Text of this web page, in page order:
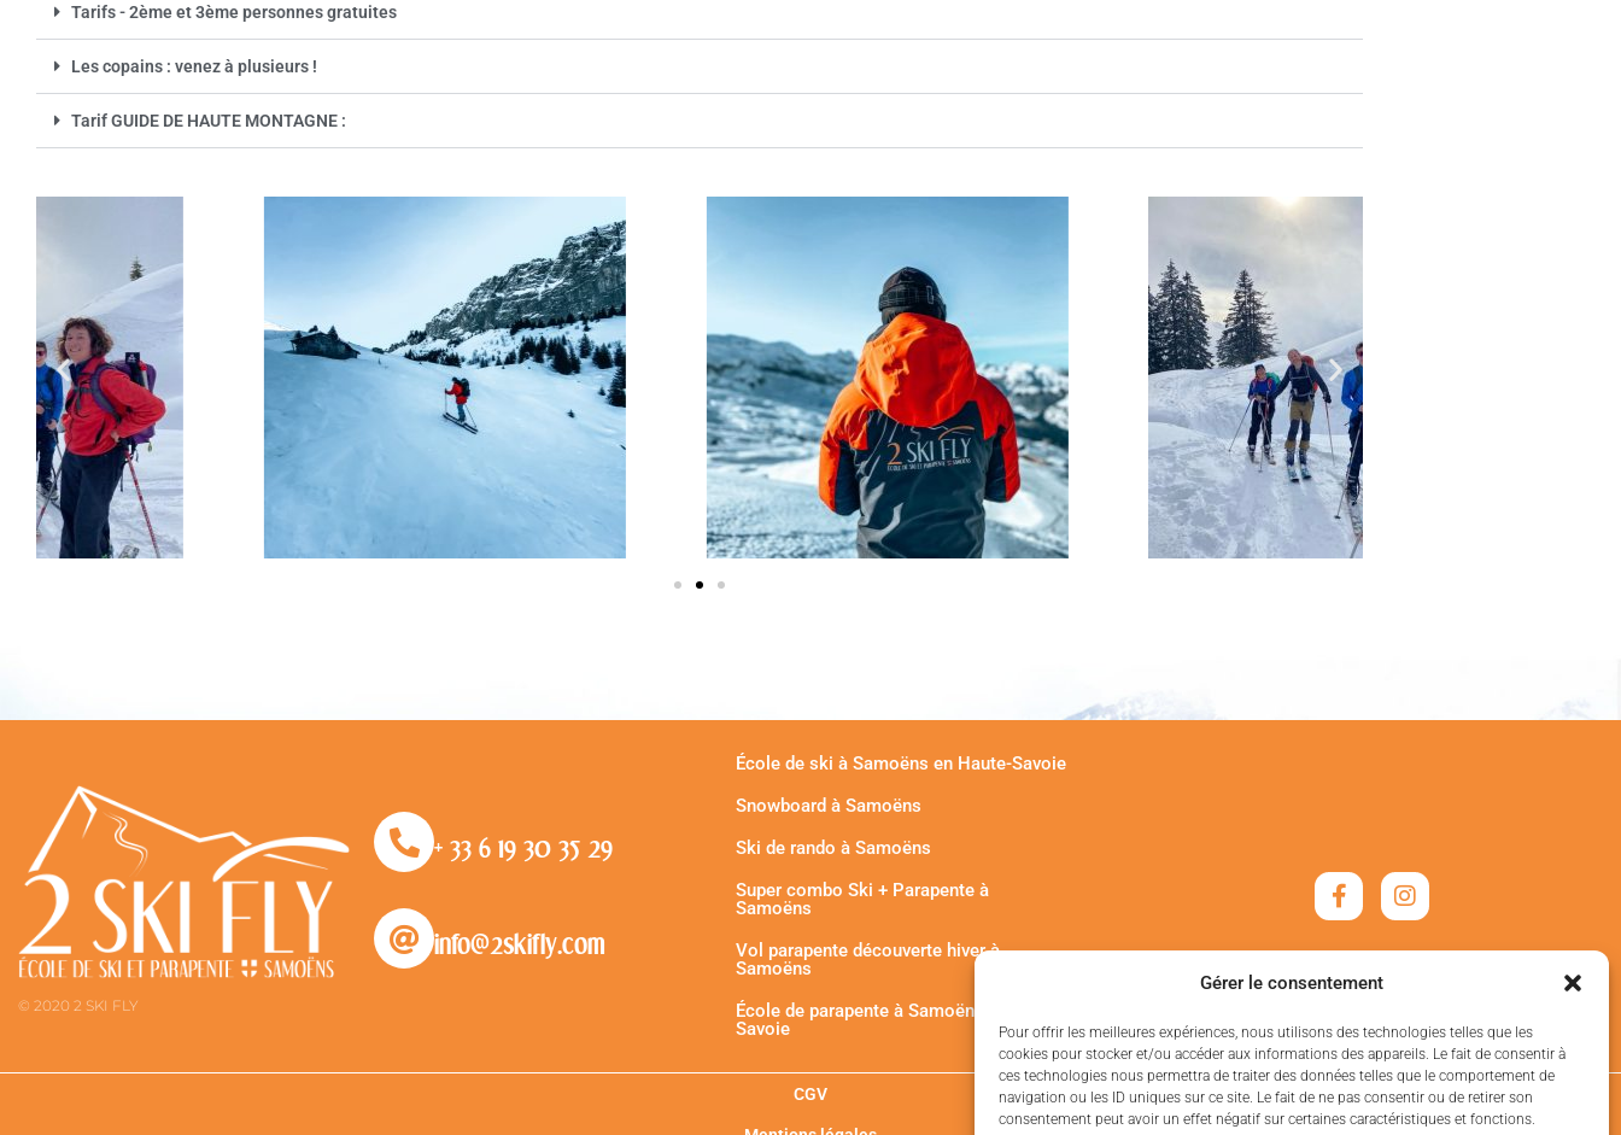
Gérer le consentement
Pour offrir les meilleures expériences, nous utilisons des technologies telles que les
cookies pour stocker et/ou accéder aux informations des appareils. Le fait de consentir à
ces technologies nous permettra de traiter des données telles que le comportement de
navigation ou les ID uniques sur ce site. Le fait de ne pas consentir ou de retirer son
consentement peut avoir un effet négatif sur certaines caractéristiques et fonctions.
Tarifs - 2ème et 3ème personnes gratuites
Les copains : venez à plusieurs !
Tarif GUIDE DE HAUTE MONTAGNE :
© 2020 2 SKI FLY
+ 33 6 19 30 35 29
info@2skifly.com
École de ski à Samoëns en Haute-Savoie
Snowboard à Samoëns
Ski de rando à Samoëns
Super combo Ski + Parapente à
Samoëns
Vol parapente découverte hiver à
Samoëns
École de parapente à Samoëns en Haute-
Savoie
CGV